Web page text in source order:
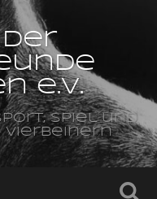
der
e.V.
Spiel und
Vierbeinern